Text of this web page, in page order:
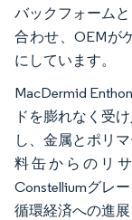
バックフォーム
合わせ、OEMが
にしています。
MacDermid
ドを膨れなく受
し、金属とポリ
料缶からのリ
Constelliumグレ
循環経済への進